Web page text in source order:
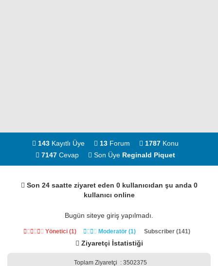
143 Kayıtlı Üye 13 Forum 1787 Konu
7147 Cevap Son Üye Reginald Piquet
Son 24 saatte ziyaret eden 0 kullanıcıdan şu anda 0
kullanıcı online
Bugün siteye giriş yapılmadı.
Yönetici (1) Moderatör (1) Subscriber (141)
Ziyaretçi İstatistiği
Toplam Ziyaretçi : 3502375